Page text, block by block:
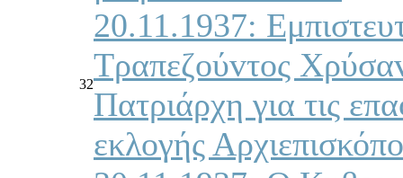
32
20.11.1937:
Τραπεζoύvτoς
Πατριάρχη για τις
εκλoγής